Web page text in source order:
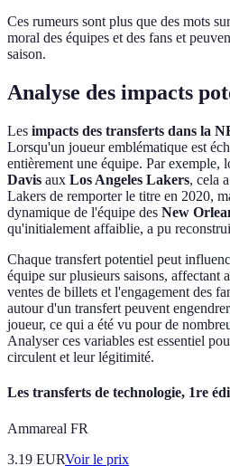
Ces rumeurs sont plus que des mots
moral des équipes et des fans et
saison.
Analyse des impacts
Les impacts des transferts dans la
Lorsqu'un joueur emblématique est
entièrement une équipe. Par exemple,
Davis aux Los Angeles Lakers, cela
Lakers de remporter le titre en 2020,
dynamique de l'équipe des New
qu'initialement affaiblie, a pu
Chaque transfert potentiel peut
équipe sur plusieurs saisons, affectant
ventes de billets et l'engagement des
autour d'un transfert peuvent
joueur, ce qui a été vu pour de
Analyser ces variables est essentiel
circulent et leur légitimité.
Les transferts de technologie, 1re
Ammareal FR
3.19 EURVoir le prix